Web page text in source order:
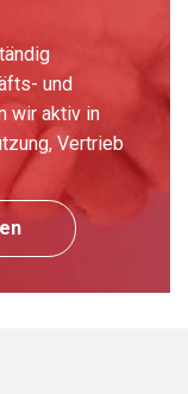
und
wir aktiv in
Vertrieb